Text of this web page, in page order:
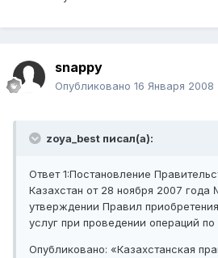
snappy
Опубликовано 16 Января 2008
zoya_best писал(а):
Ответ 1:Постановление
Казахстан от 28 ноября 2007 года
утверждении Правил
услуг при проведении операций
Опубликовано: «Казахстанская